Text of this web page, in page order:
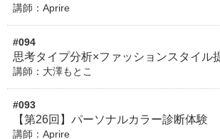
講師：Aprire
#094
思考タイプ分析×ファッションスタイル
講師：大澤もとこ
#093
【第26回】パーソナルカラー診断体験
講師：Aprire